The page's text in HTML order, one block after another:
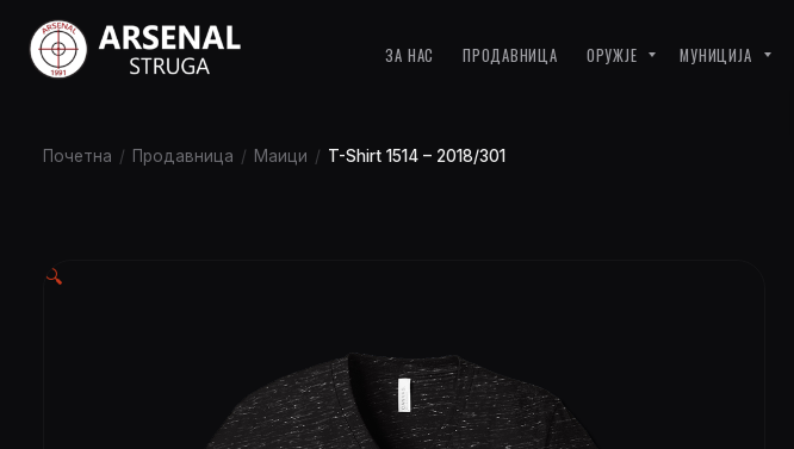
ЗА НАС ПРОДАВНИЦА ОРУЖЈЕ МУНИЦИЈА
Почетна / Продавница / Маици / T-Shirt 1514 – 2018/301
🔍